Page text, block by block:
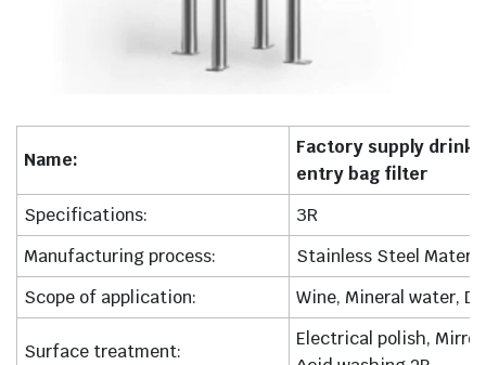
Name:
Factory supply
entry bag filter
Specifications:
3R
Manufacturing process:
Stainless Steel
Scope of application:
Wine, Mineral water,
Surface treatment:
Electrical polish,